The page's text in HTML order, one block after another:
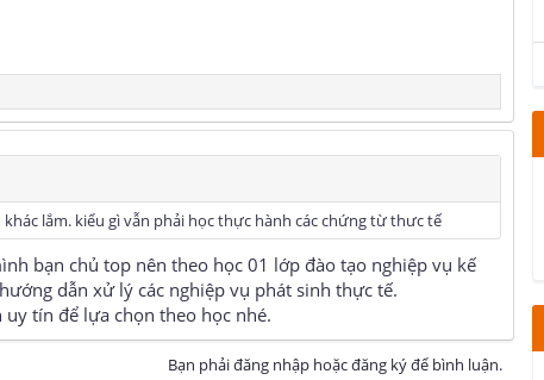
lắm. kiểu gì vẫn phải học thực hành các chứng từ thưc tế
bạn chủ top nên theo học 01 lớp đào tạo nghiệp vụ kế
dẫn xử lý các nghiệp vụ phát sinh thực tế.
tín để lựa chọn theo học nhé.
Bạn phải đăng nhập hoặc đăng ký để bình luận.